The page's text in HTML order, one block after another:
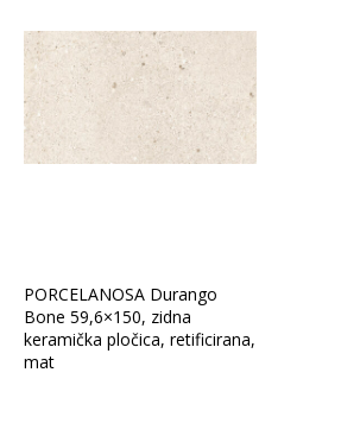
PORCELANOSA Durango
Bone 59,6×150, zidna
keramička pločica, retificirana,
mat